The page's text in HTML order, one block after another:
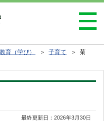
育（学び） ＞子育て
＞ 菊
最終更新日：2026年3月30日